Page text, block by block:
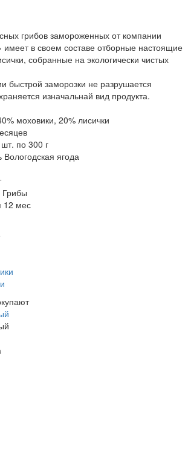
грибов замороженных от компании
имеет в своем составе отборные настоящие
собранные на экологически чистых
быстрой заморозки не разрушается
изначальнай вид продукта.
моховики, 20% лисички
по 300 г
Вологодская ягода
Грибы
12 мес